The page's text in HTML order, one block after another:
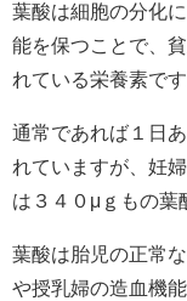
葉酸は細胞の分化
能を保つことで、
れている栄養素です
通常であれば１日
れていますが、妊
は３４０μｇもの葉
葉酸は胎児の正常
や授乳婦の造血機